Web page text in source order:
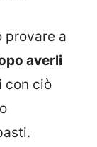
provare a
averli
con ciò